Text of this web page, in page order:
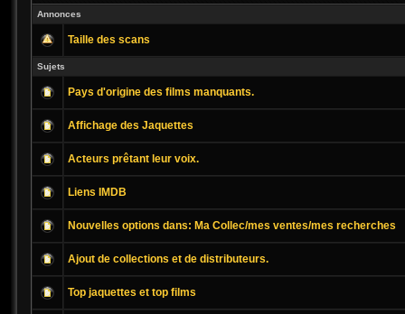
Annonces
Taille des scans
Sujets
Pays d'origine des films manquants.
Affichage des Jaquettes
Acteurs prêtant leur voix.
Liens IMDB
Nouvelles options dans: Ma Collec/mes ventes/mes recherches
Ajout de collections et de distributeurs.
Top jaquettes et top films